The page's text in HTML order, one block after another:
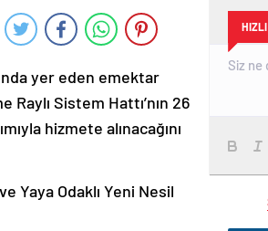
yer eden emektar
Sistem Hattı’nın 26
hizmete alınacağını
Yaya Odaklı Yeni Nesil
HIZLI